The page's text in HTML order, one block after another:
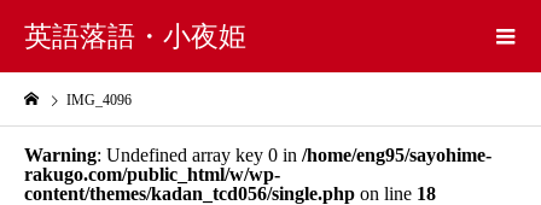
英語落語・小夜姫
IMG_4096
Warning: Undefined array key 0 in /home/eng95/sayohime-
rakugo.com/public_html/w/wp-
content/themes/kadan_tcd056/single.php on line 18